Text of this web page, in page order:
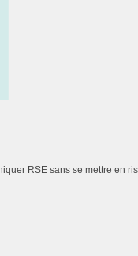
RSE sans se mettre en